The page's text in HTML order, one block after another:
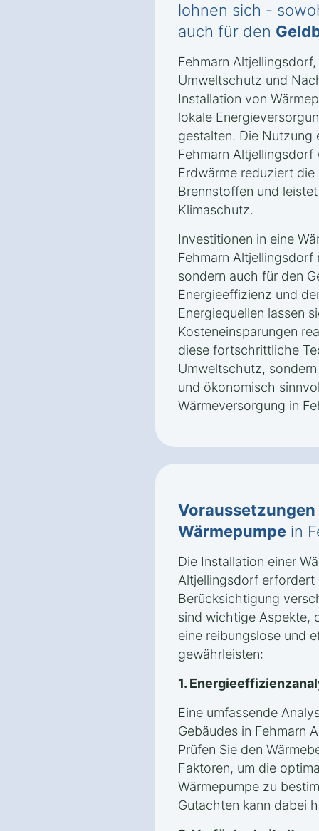
lohnen sich -
auch für den
Fehmarn
Umweltschutz und
Installation von
lokale
gestalten. Die Nutzung
Fehmarn Altjellingsdorf
Erdwärme reduziert
Brennstoffen und
Klimaschutz.
Investitionen in eine
Fehmarn
sondern auch für den
Energieeffizienz und
Energiequellen lassen
Kosteneinsparungen
diese fortschrittliche
Umweltschutz,
und ökonomisch
Wärmeversorgung in
Voraussetzungen
Wärmepumpe in
Die Installation einer
Altjellingsdorf erfordert
Berücksichtigung
sind wichtige Aspekte,
eine reibungslose und
gewährleisten:
1.
Eine umfassende
Gebäudes in Fehmarn
Prüfen Sie den
Faktoren, um die
Wärmepumpe zu
Gutachten kann dabei